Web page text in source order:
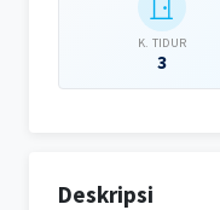
K. TIDUR
3
Deskripsi